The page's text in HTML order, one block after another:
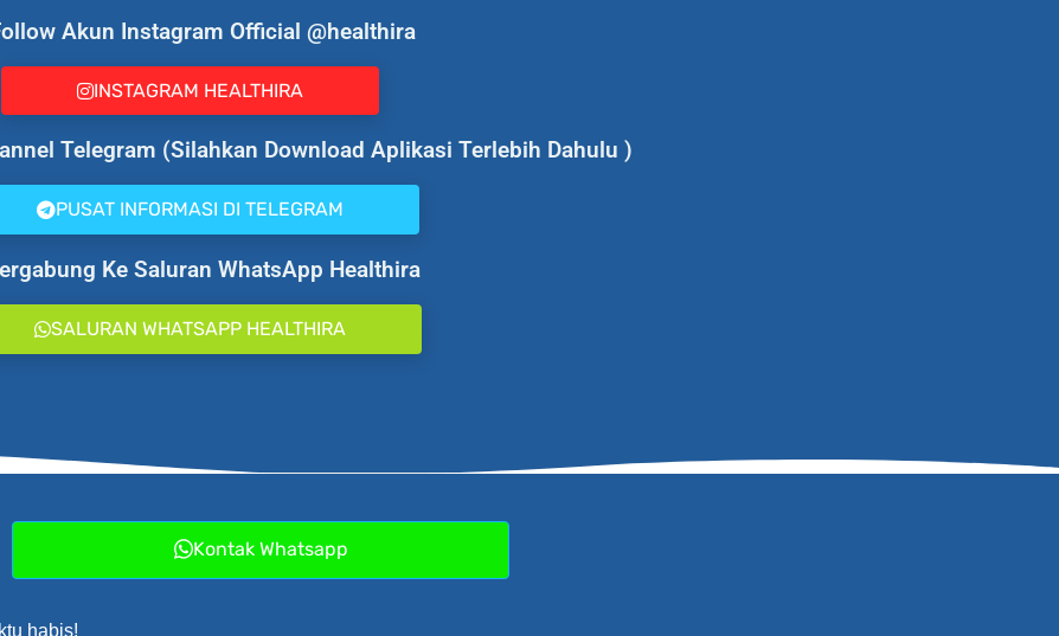
Akun Instagram Official @healthira
INSTAGRAM HEALTHIRA
Telegram (Silahkan Download Aplikasi Terlebih Dahulu )
PUSAT INFORMASI DI TELEGRAM
Ke Saluran WhatsApp Healthira
SALURAN WHATSAPP HEALTHIRA
Kontak Whatsapp
habis!